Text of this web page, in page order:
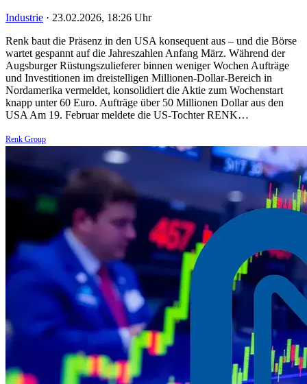
Industrie · 23.02.2026, 18:26 Uhr
Renk baut die Präsenz in den USA konsequent aus – und die Börse
wartet gespannt auf die Jahreszahlen Anfang März. Während der
Augsburger Rüstungszulieferer binnen weniger Wochen Aufträge
und Investitionen im dreistelligen Millionen-Dollar-Bereich in
Nordamerika vermeldet, konsolidiert die Aktie zum Wochenstart
knapp unter 60 Euro. Aufträge über 50 Millionen Dollar aus den
USA Am 19. Februar meldete die US-Tochter RENK…
Renk Group